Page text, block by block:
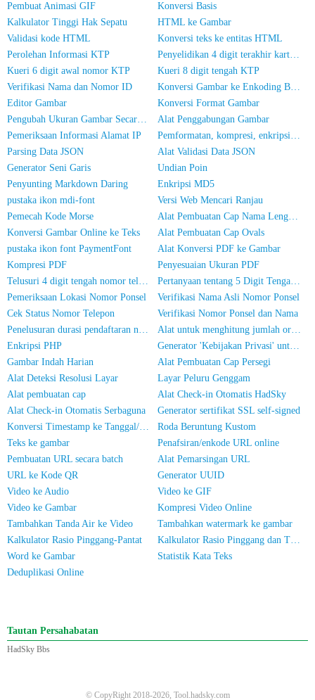
Pembuat Animasi GIF
Konversi Basis
Kalkulator Tinggi Hak Sepatu
HTML ke Gambar
Validasi kode HTML
Konversi teks ke entitas HTML
Perolehan Informasi KTP
Penyelidikan 4 digit terakhir kartu identitas
Kueri 6 digit awal nomor KTP
Kueri 8 digit tengah KTP
Verifikasi Nama dan Nomor ID
Konversi Gambar ke Enkoding Base64
Editor Gambar
Konversi Format Gambar
Pengubah Ukuran Gambar Secara Massal
Alat Penggabungan Gambar
Pemeriksaan Informasi Alamat IP
Pemformatan, kompresi, enkripsi/pengacakan kode JS
Parsing Data JSON
Alat Validasi Data JSON
Generator Seni Garis
Undian Poin
Penyunting Markdown Daring
Enkripsi MD5
pustaka ikon mdi-font
Versi Web Mencari Ranjau
Pemecah Kode Morse
Alat Pembuatan Cap Nama Lengkap
Konversi Gambar Online ke Teks
Alat Pembuatan Cap Ovals
pustaka ikon font PaymentFont
Alat Konversi PDF ke Gambar
Kompresi PDF
Penyesuaian Ukuran PDF
Telusuri 4 digit tengah nomor telepon
Pertanyaan tentang 5 Digit Tengah Nomor Telepon
Pemeriksaan Lokasi Nomor Ponsel
Verifikasi Nama Asli Nomor Ponsel
Cek Status Nomor Telepon
Verifikasi Nomor Ponsel dan Nama
Penelusuran durasi pendaftaran nomor ponsel
Alat untuk menghitung jumlah orang dalam foto
Enkripsi PHP
Generator 'Kebijakan Privasi' untuk Aplikasi
Gambar Indah Harian
Alat Pembuatan Cap Persegi
Alat Deteksi Resolusi Layar
Layar Peluru Genggam
Alat pembuatan cap
Alat Check-in Otomatis HadSky
Alat Check-in Otomatis Serbaguna
Generator sertifikat SSL self-signed
Konversi Timestamp ke Tanggal/Waktu
Roda Beruntung Kustom
Teks ke gambar
Penafsiran/enkode URL online
Pembuatan URL secara batch
Alat Pemarsingan URL
URL ke Kode QR
Generator UUID
Video ke Audio
Video ke GIF
Video ke Gambar
Kompresi Video Online
Tambahkan Tanda Air ke Video
Tambahkan watermark ke gambar
Kalkulator Rasio Pinggang-Pantat
Kalkulator Rasio Pinggang dan Tinggi
Word ke Gambar
Statistik Kata Teks
Deduplikasi Online
Tautan Persahabatan
HadSky Bbs
© CopyRight 2018-2026, Tool.hadsky.com